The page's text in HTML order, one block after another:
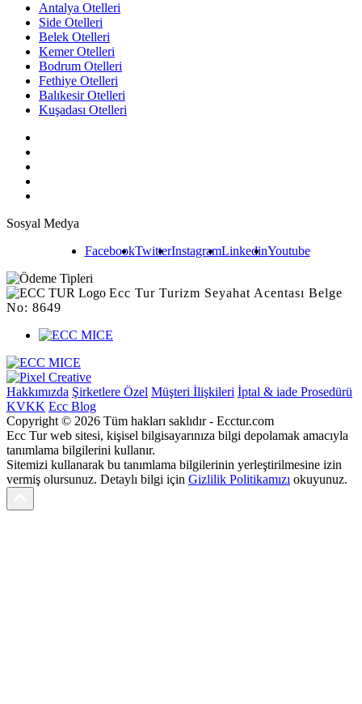
Antalya Otelleri
Side Otelleri
Belek Otelleri
Kemer Otelleri
Bodrum Otelleri
Fethiye Otelleri
Balıkesir Otelleri
Kuşadası Otelleri
Sosyal Medya
FacebookTwitterInstagramLinkedinYoutube
Ecc Tur Turizm Seyahat Acentası Belge
No: 8649
Hakkımızda Şirketlere Özel Müşteri İlişkileri İptal & iade Prosedürü
KVKK Ecc Blog
Copyright © 2026 Tüm hakları saklıdır - Ecctur.com
Ecc Tur web sitesi, kişisel bilgisayarınıza bilgi depolamak amacıyla
tanımlama bilgilerini kullanır.
Sitemizi kullanarak bu tanımlama bilgilerinin yerleştirilmesine izin
vermiş olursunuz. Detaylı bilgi için Gizlilik Politikamızı okuyunuz.